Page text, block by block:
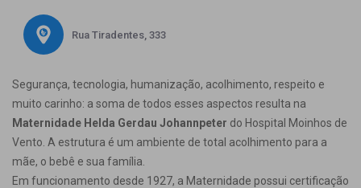
Rua Tiradentes, 333
Segurança, tecnologia, humanização, acolhimento, respeito e
muito carinho: a soma de todos esses aspectos resulta na
Maternidade Helda Gerdau Johannpeter do Hospital Moinhos de
Vento. A estrutura é um ambiente de total acolhimento para a
mãe, o bebê e sua família.
Em funcionamento desde 1927, a Maternidade possui certificação